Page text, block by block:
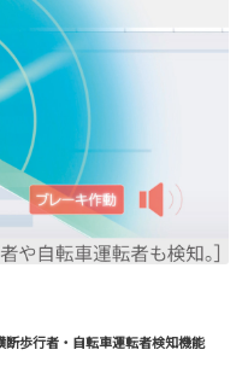
断歩行者・自転車運転者検知機能